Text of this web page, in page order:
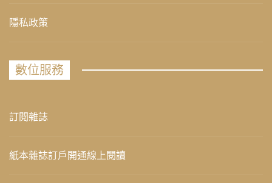
隱私政策
數位服務
訂閱雜誌
紙本雜誌訂戶開通線上閱讀